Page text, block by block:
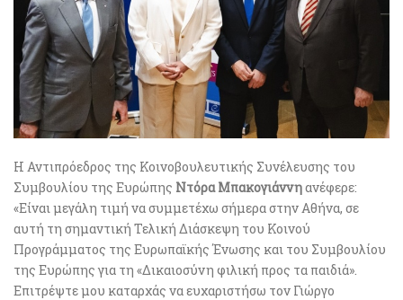
H Αντιπρόεδρος της Κοινοβουλευτικής Συνέλευσης του
Συμβουλίου της Ευρώπης Ντόρα Μπακογιάννηανέφερε:
«Είναι μεγάλη τιμή να συμμετέχω σήμερα στην Αθήνα, σε
αυτή τη σημαντική Τελική Διάσκεψη του Κοινού
Προγράμματος της Ευρωπαϊκής Ένωσης και του Συμβουλίου
της Ευρώπης για τη «Δικαιοσύνη φιλική προς τα παιδιά».
Επιτρέψτε μου καταρχάς να ευχαριστήσω τον Γιώργο